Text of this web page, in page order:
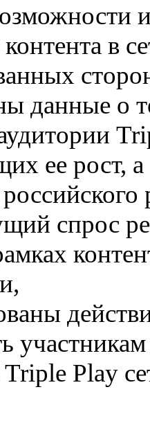
в
данные о
ее рост,
спрос
Play